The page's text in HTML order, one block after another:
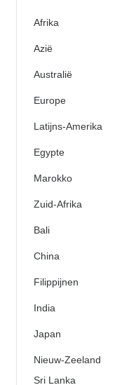
Afrika
Azië
Australië
Europe
Latijns-Amerika
Egypte
Marokko
Zuid-Afrika
Bali
China
Filippijnen
India
Japan
Nieuw-Zeeland
Sri Lanka